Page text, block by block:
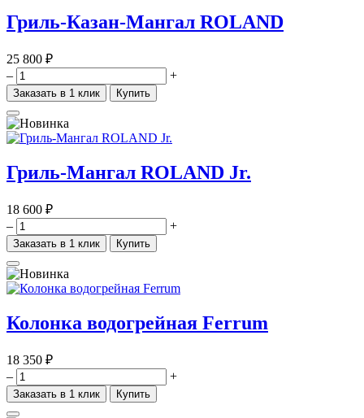
Гриль-Казан-Мангал ROLAND
25 800 ₽
–
+
Заказать в 1 клик Купить
Гриль-Мангал ROLAND Jr.
18 600 ₽
–
+
Заказать в 1 клик Купить
Колонка водогрейная Ferrum
18 350 ₽
–
+
Заказать в 1 клик Купить